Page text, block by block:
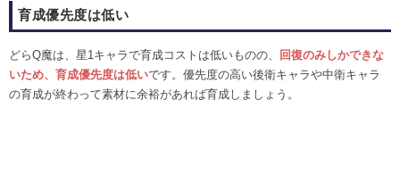
育成優先度は低い
どらQ魔は、星1キャラで育成コストは低いものの、 回復のみしかできな
いため、育成優先度は低いです。優先度の高い後衛キャラや中衛キャラ
の育成が終わって素材に余裕があれば育成しましょう。